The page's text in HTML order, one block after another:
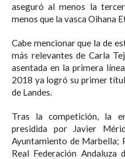
aseguró al menos la
menos que la vasca Oihana
Cabe mencionar que la de
más relevantes de Carla
asentada en la primera
2018 ya logró su primer
de Landes.
Tras la competición, la
presidida por Javier
Ayuntamiento de Marbella;
Real Federación